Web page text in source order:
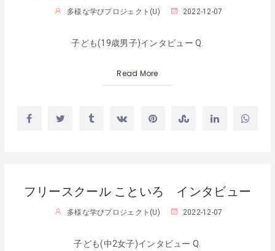
多様な学びプロジェクト(U) 2022-12-07
子ども(19歳男子)インタビュー Q.
Read More
フリースクール こといろ インタビュー
多様な学びプロジェクト(U) 2022-12-07
子ども(中2女子)インタビュー Q.